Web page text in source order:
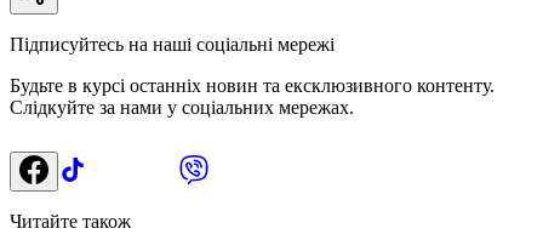
Підписуйтесь на наші соціальні мережі
Будьте в курсі останніх новин та ексклюзивного контенту.
Слідкуйте за нами у соціальних мережах.
Читайте також